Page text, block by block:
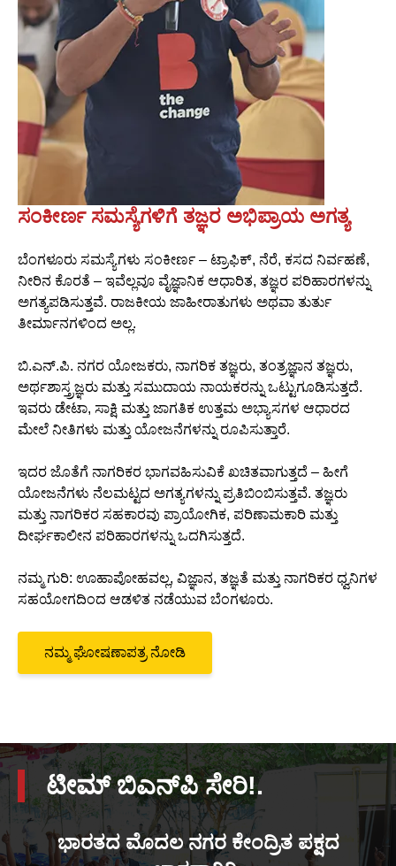
ಸಂಕೀರ್ಣ ಸಮಸ್ಯೆಗಳಿಗೆ ತಜ್ಞರ ಅಭಿಪ್ರಾಯ ಅಗತ್ಯ
ಬೆಂಗಳೂರು ಸಮಸ್ಯೆಗಳು ಸಂಕೀರ್ಣ – ಟ್ರಾಫಿಕ್, ನೆರೆ, ಕಸದ ನಿರ್ವಹಣೆ,
ನೀರಿನ ಕೊರತೆ – ಇವೆಲ್ಲವೂ ವೈಜ್ಞಾನಿಕ ಆಧಾರಿತ, ತಜ್ಞರ ಪರಿಹಾರಗಳನ್ನು
ಅಗತ್ಯಪಡಿಸುತ್ತವೆ. ರಾಜಕೀಯ ಜಾಹೀರಾತುಗಳು ಅಥವಾ ತುರ್ತು
ತೀರ್ಮಾನಗಳಿಂದ ಅಲ್ಲ.
ಬಿ.ಎನ್.ಪಿ. ನಗರ ಯೋಜಕರು, ನಾಗರಿಕ ತಜ್ಞರು, ತಂತ್ರಜ್ಞಾನ ತಜ್ಞರು,
ಅರ್ಥಶಾಸ್ತ್ರಜ್ಞರು ಮತ್ತು ಸಮುದಾಯ ನಾಯಕರನ್ನು ಒಟ್ಟುಗೂಡಿಸುತ್ತದೆ.
ಇವರು ಡೇಟಾ, ಸಾಕ್ಷಿ ಮತ್ತು ಜಾಗತಿಕ ಉತ್ತಮ ಅಭ್ಯಾಸಗಳ ಆಧಾರದ
ಮೇಲೆ ನೀತಿಗಳು ಮತ್ತು ಯೋಜನೆಗಳನ್ನು ರೂಪಿಸುತ್ತಾರೆ.
ಇದರ ಜೊತೆಗೆ ನಾಗರಿಕರ ಭಾಗವಹಿಸುವಿಕೆ ಖಚಿತವಾಗುತ್ತದೆ – ಹೀಗೆ
ಯೋಜನೆಗಳು ನೆಲಮಟ್ಟದ ಅಗತ್ಯಗಳನ್ನು ಪ್ರತಿಬಿಂಬಿಸುತ್ತವೆ. ತಜ್ಞರು
ಮತ್ತು ನಾಗರಿಕರ ಸಹಕಾರವು ಪ್ರಾಯೋಗಿಕ, ಪರಿಣಾಮಕಾರಿ ಮತ್ತು
ದೀರ್ಘಕಾಲೀನ ಪರಿಹಾರಗಳನ್ನು ಒದಗಿಸುತ್ತದೆ.
ನಮ್ಮ ಗುರಿ: ಊಹಾಪೋಹವಲ್ಲ, ವಿಜ್ಞಾನ, ತಜ್ಞತೆ ಮತ್ತು ನಾಗರಿಕರ ಧ್ವನಿಗಳ
ಸಹಯೋಗದಿಂದ ಆಡಳಿತ ನಡೆಯುವ ಬೆಂಗಳೂರು.
ನಮ್ಮ ಘೋಷಣಾಪತ್ರ ನೋಡಿ
ಟೀಮ್ ಬಿಎನ್‌ಪಿ ಸೇರಿ!.
ಭಾರತದ ಮೊದಲ ನಗರ ಕೇಂದ್ರಿತ ಪಕ್ಷದ